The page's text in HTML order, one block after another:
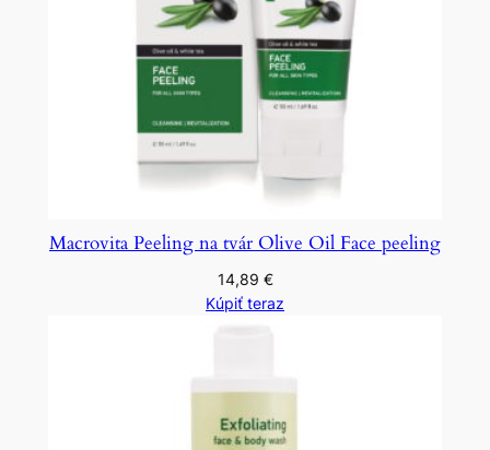
Macrovita Peeling na tvár Olive Oil Face peeling
14,89 €
Kúpiť teraz